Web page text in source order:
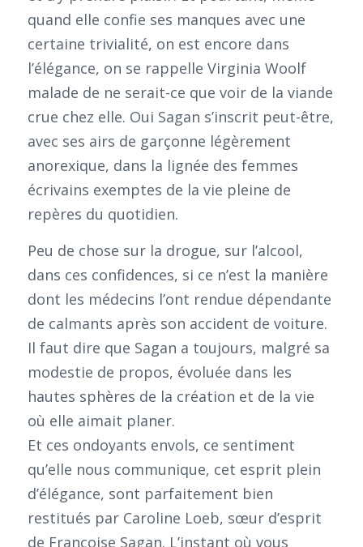
quand elle confie ses manques avec une
certaine trivialité, on est encore dans
l’élégance, on se rappelle Virginia Woolf
malade de ne serait-ce que voir de la viande
crue chez elle. Oui Sagan s’inscrit peut-être,
avec ses airs de garçonne légèrement
anorexique, dans la lignée des femmes
écrivains exemptes de la vie pleine de
repères du quotidien.
Peu de chose sur la drogue, sur l’alcool,
dans ces confidences, si ce n’est la manière
dont les médecins l’ont rendue dépendante
de calmants après son accident de voiture.
Il faut dire que Sagan a toujours, malgré sa
modestie de propos, évoluée dans les
hautes sphères de la création et de la vie
où elle aimait planer.
Et ces ondoyants envols, ce sentiment
qu’elle nous communique, cet esprit plein
d’élégance, sont parfaitement bien
restitués par Caroline Loeb, sœur d’esprit
de Françoise Sagan. L’instant où vous